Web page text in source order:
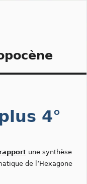
4°
rapport une synthèse
de l’Hexagone